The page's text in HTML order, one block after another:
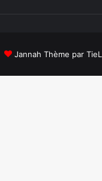
Jannah Thème par